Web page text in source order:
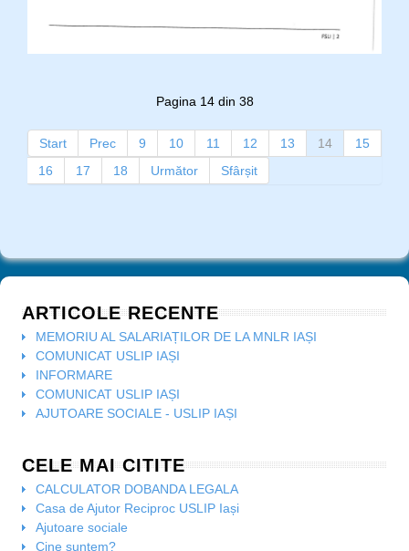
Pagina 14 din 38
Start Prec 9 10 11 12 13 14
15
16
17 18 Următor Sfârșit
ARTICOLE RECENTE
MEMORIU AL SALARIAȚILOR DE LA MNLR IAȘI
COMUNICAT USLIP IAȘI
INFORMARE
COMUNICAT USLIP IAȘI
AJUTOARE SOCIALE - USLIP IAȘI
CELE MAI CITITE
CALCULATOR DOBANDA LEGALA
Casa de Ajutor Reciproc USLIP Iași
Ajutoare sociale
Cine suntem?